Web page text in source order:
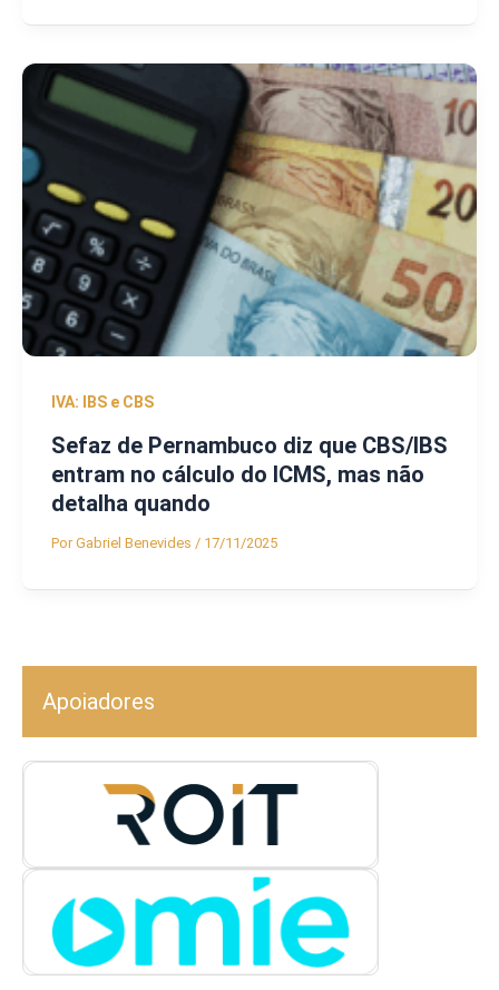
IVA: IBS e CBS
Sefaz de Pernambuco diz que CBS/IBS
entram no cálculo do ICMS, mas não
detalha quando
PorGabriel Benevides / 17/11/2025
Apoiadores